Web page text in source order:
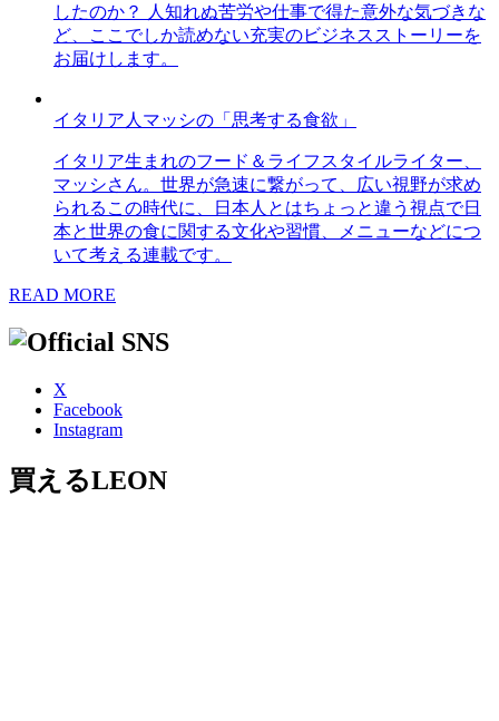
したのか？ 人知れぬ苦労や仕事で得た意外な気づきな
ど、ここでしか読めない充実のビジネスストーリーを
お届けします。
イタリア人マッシの「思考する食欲」
イタリア生まれのフード＆ライフスタイルライター、
マッシさん。世界が急速に繋がって、広い視野が求め
られるこの時代に、日本人とはちょっと違う視点で日
本と世界の食に関する文化や習慣、メニューなどにつ
いて考える連載です。
READ MORE
X
Facebook
Instagram
買えるLEON